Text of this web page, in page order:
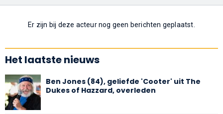
Er zijn bij deze acteur nog geen berichten geplaatst.
Het laatste nieuws
Ben Jones (84), geliefde 'Cooter' uit The
Dukes of Hazzard, overleden